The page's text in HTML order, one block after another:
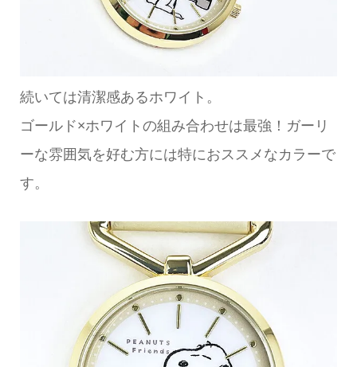
続いては清潔感あるホワイト。
ゴールド×ホワイトの組み合わせは最強！ガーリ
ーな雰囲気を好む方には特におススメなカラーで
す。